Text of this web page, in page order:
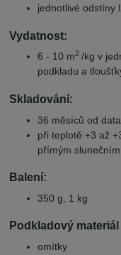
jednotlivé odstíny
Vydatnost:
6 - 10 m2 /kg v
podkladu a
Skladování:
36 měsíců od
při teplotě +3 až
přímým
Balení:
350 g, 1 kg
Podkladový materiál
omítky